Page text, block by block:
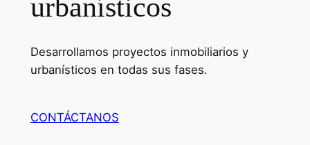
urbanísticos
Desarrollamos proyectos inmobiliarios y
urbanísticos en todas sus fases.
CONTÁCTANOS